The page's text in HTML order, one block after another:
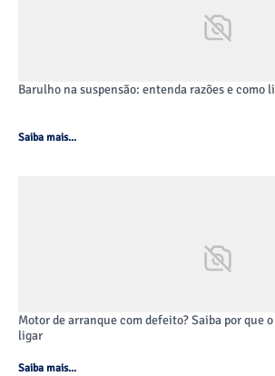
Barulho na suspensão: entenda razões e como
Saiba mais...
Motor de arranque com defeito? Saiba por que
ligar
Saiba mais...